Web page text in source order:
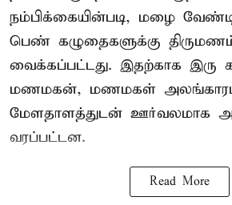
நம்பிக்கையின்படி, மழை
பெண் கழுதைகளுக்கு
வைக்கப்பட்டது. இதற்காக இரு
மணமகன், மணமகள் அலங்காரம்
மேளதாளத்துடன் ஊர்வலமாக
வரப்பட்டன.
Read More